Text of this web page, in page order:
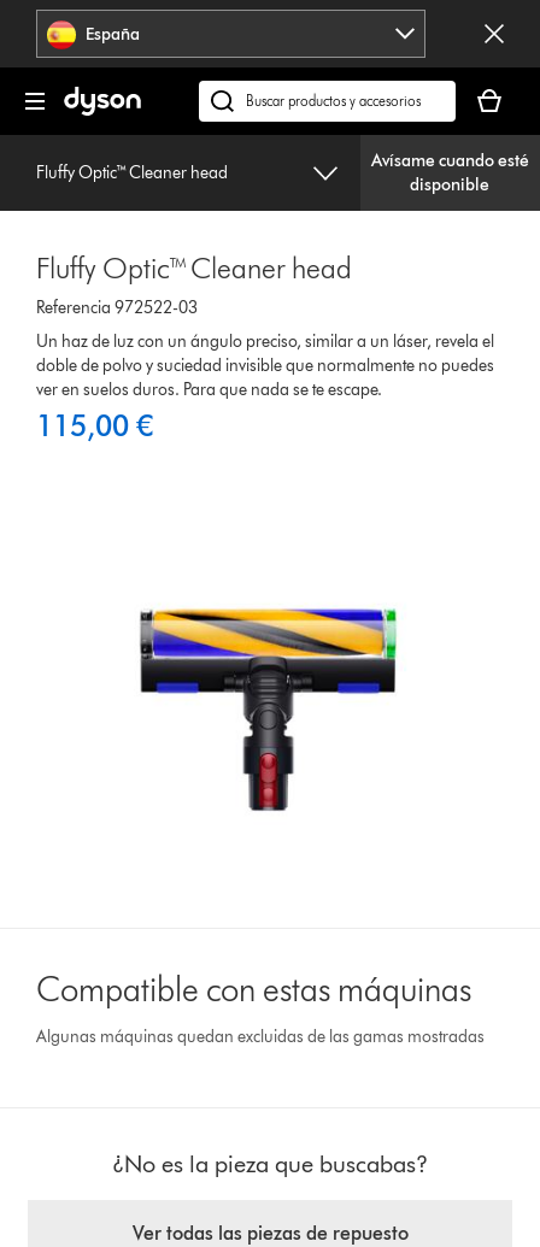
Omitir
navegación España
Buscar
en
dyson.es
cesta
está
vacía
Fluffy Optic™ Cleaner head
Avísame cuando esté
disponible
Fluffy Optic™ Cleaner head
Referencia 972522-03
Un haz de luz con un ángulo preciso, similar a un láser, revela el
doble de polvo y suciedad invisible que normalmente no puedes
ver en suelos duros. Para que nada se te escape.
115,00 €
Compatible con estas máquinas
Algunas máquinas quedan excluidas de las gamas mostradas
¿No es la pieza que buscabas?
Ver todas las piezas de repuesto